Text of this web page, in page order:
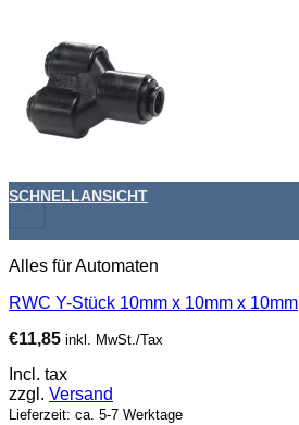
+
SCHNELLANSICHT
Alles für Automaten
RWC Y-Stück 10mm x 10mm x 10mm
€11,85 inkl. MwSt./Tax
Incl. tax
zzgl. Versand
Lieferzeit: ca. 5-7 Werktage